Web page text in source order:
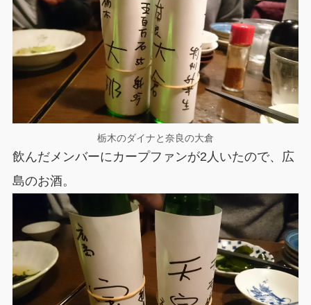
栃木のダイナと奈良の大倉
飲んだメンバーにカープファンが2人いたので、広
島のお酒。